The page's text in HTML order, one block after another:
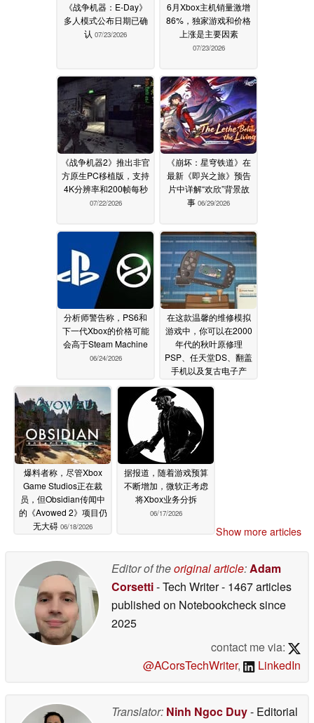
《战争机器：E-Day》
多人模式公布日期已确
认 07/23/2026
6月Xbox主机销量激增
86%，独家游戏和价格
上涨是主要因素
07/23/2026
《战争机器2》推出非官
方原生PC移植版，支持
4K分辨率和200帧每秒
07/22/2026
《崩坏：星穹铁道》在
最新《即兴之旅》预告
片中详解“欢欣”背景故
事 06/29/2026
分析师警告称，PS6和
下一代Xbox的价格可能
会高于Steam Machine
06/24/2026
在这款温馨的维修模拟
游戏中，你可以在2000
年代的秋叶原修理
PSP、任天堂DS、翻盖
手机以及复古电子产
06/20/2026
爆料者称，尽管Xbox
Game Studios正在裁
员，但Obsidian传闻中
的《Avowed 2》项目仍
无大碍 06/18/2026
据报道，随着游戏预算
不断增加，微软正考虑
将Xbox业务分拆
06/17/2026
Show more articles
Editor of theoriginal article:Adam
Corsetti- Tech Writer- 1467 articles
published on Notebookchecksince
2025
contact me via:
@ACorsTechWriter, LinkedIn
Translator: Ninh Ngoc Duy- Editorial